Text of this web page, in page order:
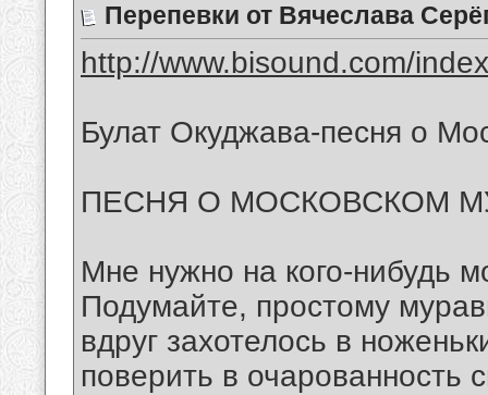
Перепевки от Вячеслава
http://www.bisound.com/
Булат Окуджава-песня о
ПЕСНЯ О МОСКОВСКОМ
Мне нужно на кого-нибудь
Подумайте, простому
вдруг захотелось в
поверить в очарованность